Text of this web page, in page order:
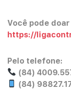
Você pode
https://
Pelo telefone:
(84)
(84)